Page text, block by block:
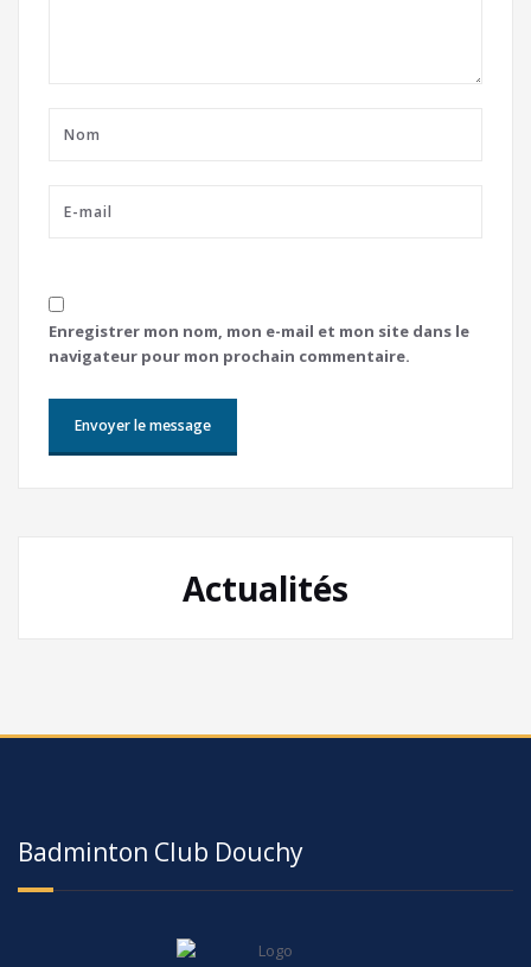
Enregistrer mon nom, mon e-mail et mon site dans le
navigateur pour mon prochain commentaire.
Actualités
Badminton Club Douchy